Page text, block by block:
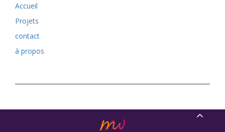
Accueil
Projets
contact
à propos